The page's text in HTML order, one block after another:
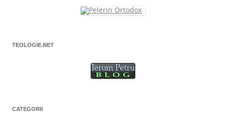
TEOLOGIE.NET
CATEGORII